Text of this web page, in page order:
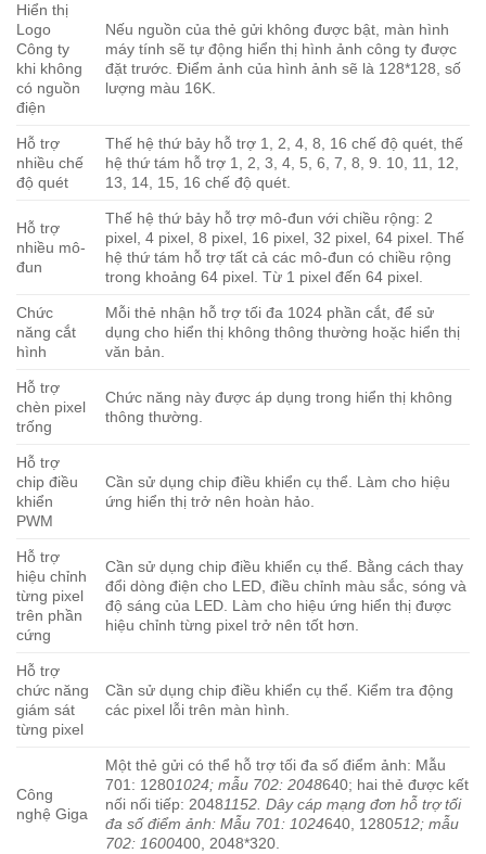
Hiển thị
Logo
Công ty
khi không
có nguồn
điện
Nếu nguồn của thẻ gửi không được bật, màn hình
máy tính sẽ tự động hiển thị hình ảnh công ty được
đặt trước. Điểm ảnh của hình ảnh sẽ là 128*128, số
lượng màu 16K.
Hỗ trợ
nhiều chế
độ quét
Thế hệ thứ bảy hỗ trợ 1, 2, 4, 8, 16 chế độ quét, thế
hệ thứ tám hỗ trợ 1, 2, 3, 4, 5, 6, 7, 8, 9. 10, 11, 12,
13, 14, 15, 16 chế độ quét.
Hỗ trợ
nhiều mô-
đun
Thế hệ thứ bảy hỗ trợ mô-đun với chiều rộng: 2
pixel, 4 pixel, 8 pixel, 16 pixel, 32 pixel, 64 pixel. Thế
hệ thứ tám hỗ trợ tất cả các mô-đun có chiều rộng
trong khoảng 64 pixel. Từ 1 pixel đến 64 pixel.
Chức
năng cắt
hình
Mỗi thẻ nhận hỗ trợ tối đa 1024 phần cắt, để sử
dụng cho hiển thị không thông thường hoặc hiển thị
văn bản.
Hỗ trợ
chèn pixel
trống
Chức năng này được áp dụng trong hiển thị không
thông thường.
Hỗ trợ
chip điều
khiển
PWM
Cần sử dụng chip điều khiển cụ thể. Làm cho hiệu
ứng hiển thị trở nên hoàn hảo.
Hỗ trợ
hiệu chỉnh
từng pixel
trên phần
cứng
Cần sử dụng chip điều khiển cụ thể. Bằng cách thay
đổi dòng điện cho LED, điều chỉnh màu sắc, sóng và
độ sáng của LED. Làm cho hiệu ứng hiển thị được
hiệu chỉnh từng pixel trở nên tốt hơn.
Hỗ trợ
chức năng
giám sát
từng pixel
Cần sử dụng chip điều khiển cụ thể. Kiểm tra động
các pixel lỗi trên màn hình.
Công
nghệ Giga
Một thẻ gửi có thể hỗ trợ tối đa số điểm ảnh: Mẫu
701: 12801024; mẫu 702: 2048640; hai thẻ được kết
nối nối tiếp: 20481152. Dây cáp mạng đơn hỗ trợ tối
đa số điểm ảnh: Mẫu 701: 1024640, 1280512; mẫu
702: 1600400, 2048*320.